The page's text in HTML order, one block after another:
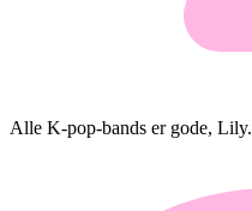
Alle K-pop-bands er gode, Lily.